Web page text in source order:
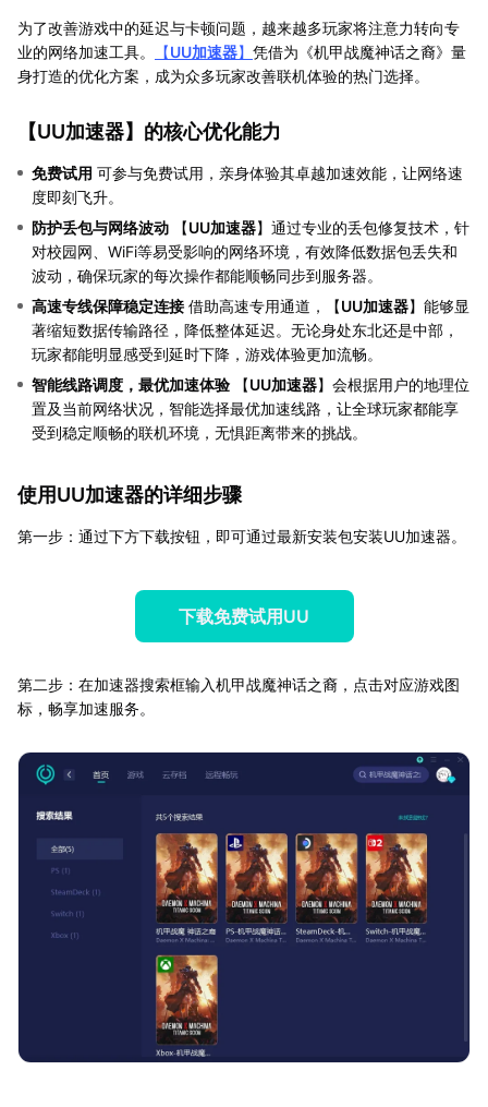
为了改善游戏中的延迟与卡顿问题，越来越多玩家将注意力转向专
业的网络加速工具。
【UU加速器】 凭借为《机甲战魔神话之裔》量
身打造的优化方案，成为众多玩家改善联机体验的热门选择。
【UU加速器】的核心优化能力
免费试用 可参与免费试用，亲身体验其卓越加速效能，让网络速
度即刻飞升。
防护丢包与网络波动 【UU加速器】通过专业的丢包修复技术，针
对校园网、WiFi等易受影响的网络环境，有效降低数据包丢失和
波动，确保玩家的每次操作都能顺畅同步到服务器。
高速专线保障稳定连接 借助高速专用通道，【UU加速器】能够显
著缩短数据传输路径，降低整体延迟。无论身处东北还是中部，
玩家都能明显感受到延时下降，游戏体验更加流畅。
智能线路调度，最优加速体验 【UU加速器】会根据用户的地理位
置及当前网络状况，智能选择最优加速线路，让全球玩家都能享
受到稳定顺畅的联机环境，无惧距离带来的挑战。
使用UU加速器的详细步骤
第一步：通过下方下载按钮，即可通过最新安装包安装UU加速器。
下载免费试用UU
第二步：在加速器搜索框输入机甲战魔神话之裔，点击对应游戏图
标，畅享加速服务。